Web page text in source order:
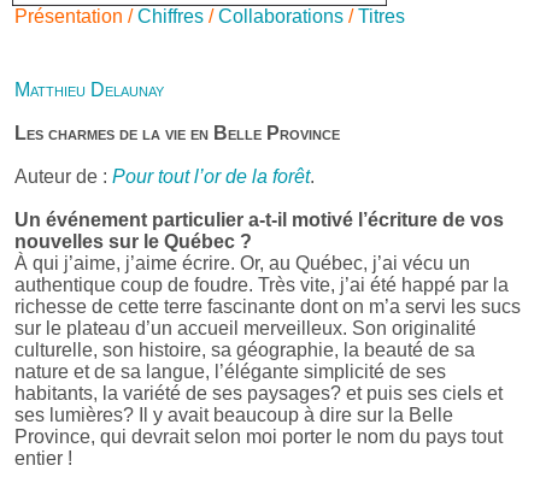
Présentation /Chiffres /Collaborations /Titres
Matthieu Delaunay
Les charmes de la vie en Belle Province
Auteur de : Pour tout l’or de la forêt.
Un événement particulier a-t-il motivé l’écriture de vos
nouvelles sur le Québec ?
À qui j’aime, j’aime écrire. Or, au Québec, j’ai vécu un
authentique coup de foudre. Très vite, j’ai été happé par la
richesse de cette terre fascinante dont on m’a servi les sucs
sur le plateau d’un accueil merveilleux. Son originalité
culturelle, son histoire, sa géographie, la beauté de sa
nature et de sa langue, l’élégante simplicité de ses
habitants, la variété de ses paysages? et puis ses ciels et
ses lumières? Il y avait beaucoup à dire sur la Belle
Province, qui devrait selon moi porter le nom du pays tout
entier !